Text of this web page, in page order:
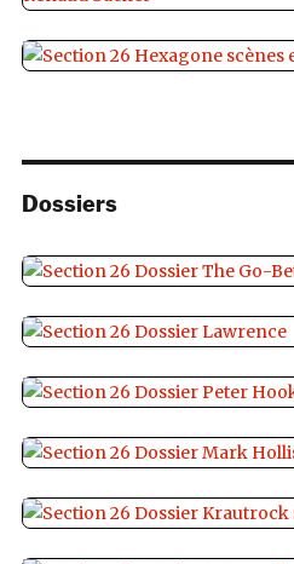
Dossiers